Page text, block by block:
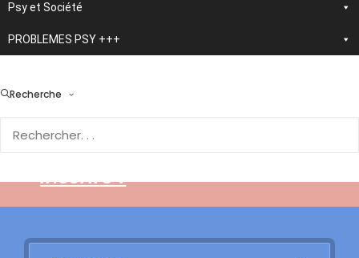
Psy et Société
PROBLEMES PSY +++
Recherchenouvelle application
Rendez-vous sur cette page
inscrire !